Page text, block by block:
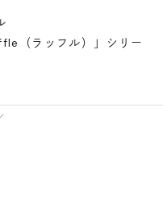
（ラッフル）」シリー